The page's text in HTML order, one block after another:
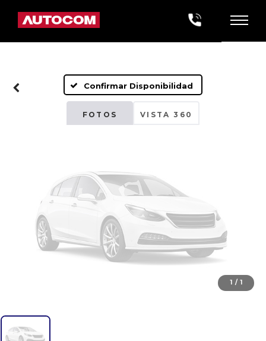
Confirmar Disponibilidad
FOTOS VISTA 360
Fotos No
Disponibles
Por favor, revise luego
1 / 1